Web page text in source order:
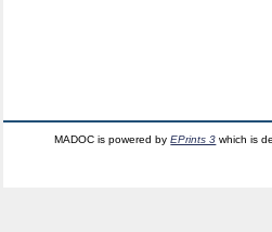
MADOC is powered byEPrints 3 which is